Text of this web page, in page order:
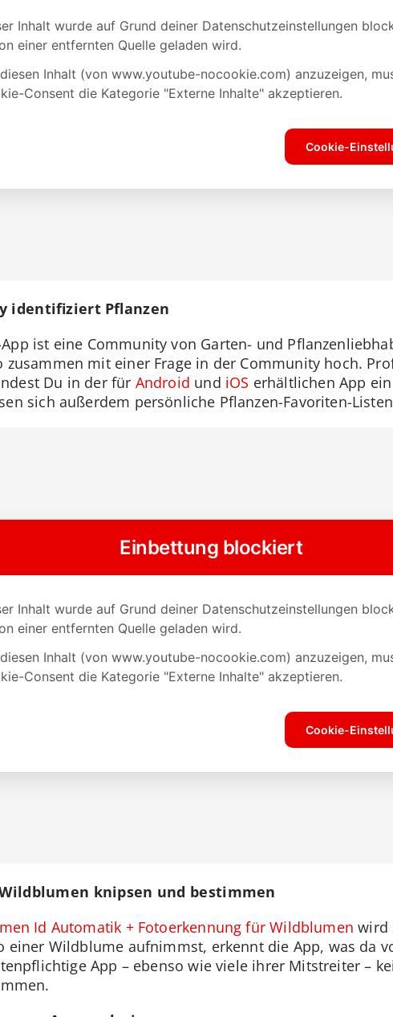
identifiziert Pflanzen
ist eine Community von Garten- und
zusammen mit einer Frage in der Community hoch.
Du in der für Android und iOS erhältlichen App
sich außerdem persönliche Pflanzen-Favoriten-
knipsen und bestimmen
Id Automatik + Fotoerkennung für Wildblumen wird
einer Wildblume aufnimmst, erkennt die App, was da
App – ebenso wie viele ihrer Mitstreiter –